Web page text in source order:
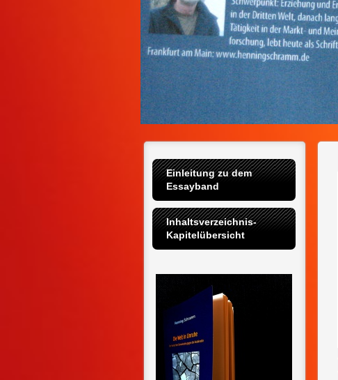
Einleitung zu dem
Essayband
Inhaltsverzeichnis-
Kapitelübersicht